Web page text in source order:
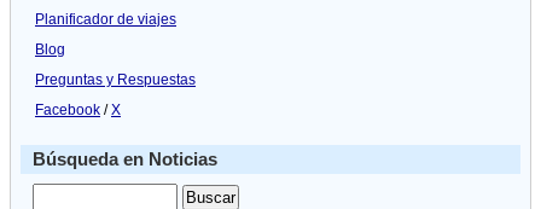
Planificador de viajes
Blog
Preguntas y Respuestas
Facebook /X
Búsqueda en Noticias